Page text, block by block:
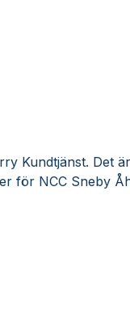
Kundtjänst. Det
för NCC Sneby